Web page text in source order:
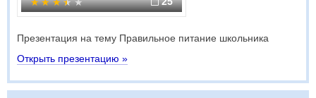
Презентация на тему Правильное питание школьника
Открыть презентацию »